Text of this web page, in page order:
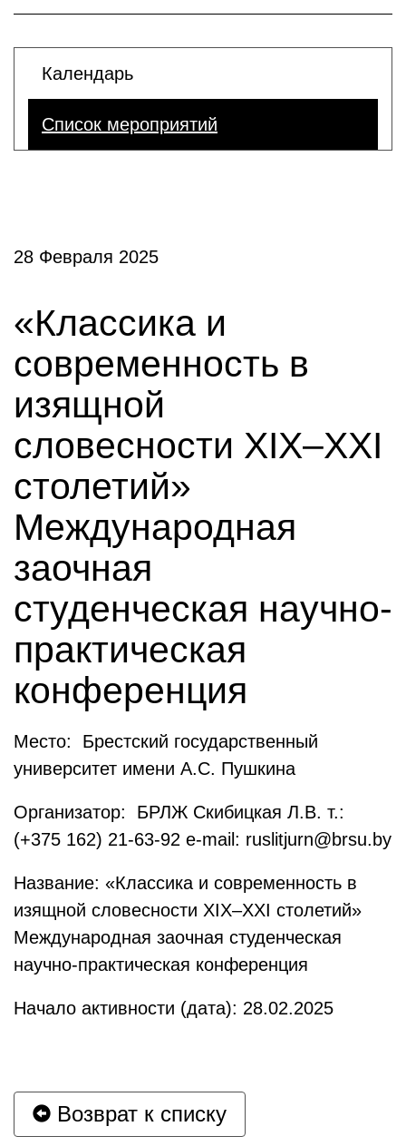
Календарь
Список мероприятий
28 Февраля 2025
«Классика и
современность в
изящной
словесности XIX–XXI
столетий»
Международная
заочная
студенческая научно-
практическая
конференция
Место: Брестский государственный
университет имени А.С. Пушкина
Организатор: БРЛЖ Скибицкая Л.В. т.:
(+375 162) 21-63-92 e-mail: ruslitjurn@brsu.by
Название: «Классика и современность в
изящной словесности XIX–XXI столетий»
Международная заочная студенческая
научно-практическая конференция
Начало активности (дата): 28.02.2025
Возврат к списку